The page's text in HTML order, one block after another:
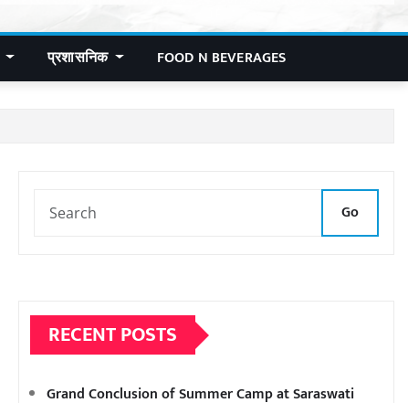
प्रशासनिक FOOD N BEVERAGES
Go
RECENT POSTS
Grand Conclusion of Summer Camp at Saraswati